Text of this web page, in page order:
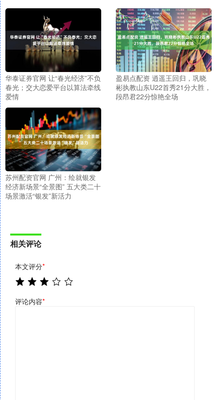
华泰证券官网 让“春光经济”不负
春光；交大恋爱平台以算法牵线
爱情
盈易点配资 逍遥王回归，巩晓
彬执教山东U22首秀21分大胜，
段昂君22分惊艳全场
苏州配资官网 广州：绘就银发
经济新场景“全景图” 五大类二十
场景激活“银发”新活力
相关评论
本文评分*
评论内容*